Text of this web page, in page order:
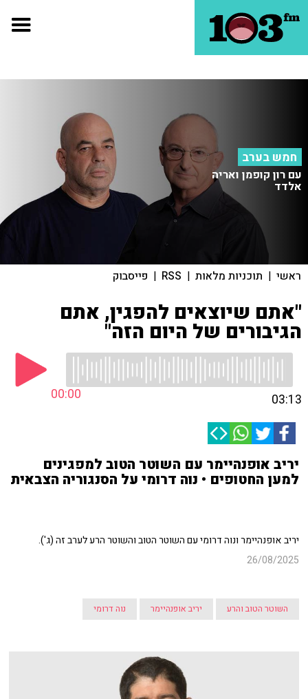
חמש בערב
עם רון קופמן ואריה
אלדד
ראשי | תוכניות מלאות |
RSS
| פייסבוק
"אתם שיוצאים להפגין, אתם
הגיבורים של היום הזה"
00:00 03:13
יריב אופנהיימר עם השוטר הטוב למפגינים
למען החטופים • נוה דרומי על הסנגוריה הצבאית
יריב אופנהיימר ונוה דרומי עם השוטר הטוב והשוטר הרע לערב זה (ג').
26/08/2025
השוטר הטוב והרע יריב אופנהיימר נוה דרומי